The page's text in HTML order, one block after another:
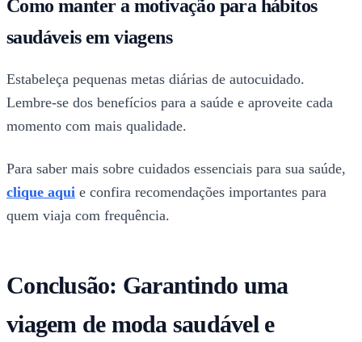
Como manter a motivação para hábitos
saudáveis em viagens
Estabeleça pequenas metas diárias de autocuidado.
Lembre-se dos benefícios para a saúde e aproveite cada
momento com mais qualidade.
Para saber mais sobre cuidados essenciais para sua saúde,
clique aqui e confira recomendações importantes para
quem viaja com frequência.
Conclusão: Garantindo uma
viagem de moda saudável e